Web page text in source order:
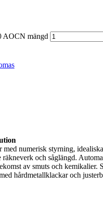
mängd
med numerisk styrning,
och såglängd.
av smuts och
hårdmetallklackar och